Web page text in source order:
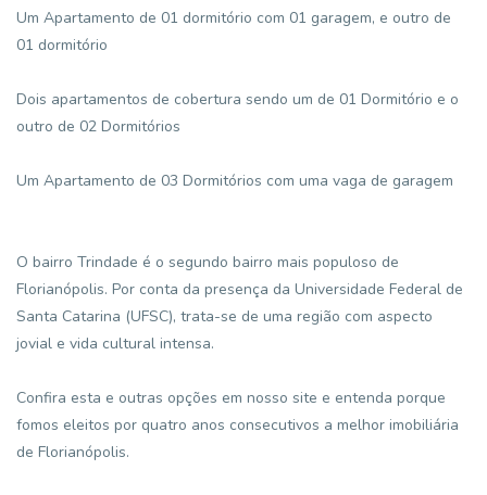
Um Apartamento de 01 dormitório com 01 garagem, e outro de
01 dormitório
Dois apartamentos de cobertura sendo um de 01 Dormitório e o
outro de 02 Dormitórios
Um Apartamento de 03 Dormitórios com uma vaga de garagem
O bairro Trindade é o segundo bairro mais populoso de
Florianópolis. Por conta da presença da Universidade Federal de
Santa Catarina (UFSC), trata-se de uma região com aspecto
jovial e vida cultural intensa.
Confira esta e outras opções em nosso site e entenda porque
fomos eleitos por quatro anos consecutivos a melhor imobiliária
de Florianópolis.